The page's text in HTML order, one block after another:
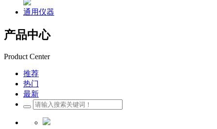
通用仪器
产品中心
Product Center
推荐
热门
最新